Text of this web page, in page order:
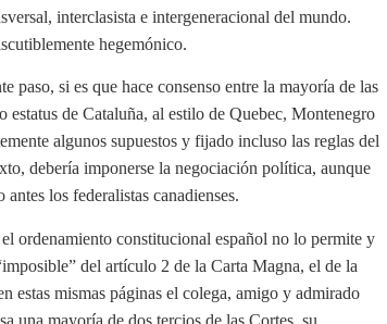
interclasista e intergeneracional del mundo.
hegemónico.
paso, si es que hace consenso entre la mayoría de las
estatus de Cataluña, al estilo de Quebec, Montenegro
algunos supuestos y fijado incluso las reglas del
debería imponerse la negociación política, aunque
los federalistas canadienses.
ordenamiento constitucional español no lo permite y
del artículo 2 de la Carta Magna, el de la
estas mismas páginas el colega, amigo y admirado
una mayoría de dos tercios de las Cortes, su